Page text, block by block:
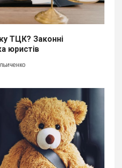
ТЦК? Законні
юристів